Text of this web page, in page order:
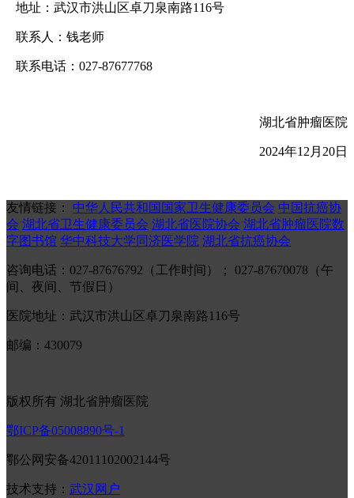
地址：武汉市洪山区卓刀泉南路116号
联系人：钱老师
联系电话：027-87677768
湖北省肿瘤医院
2024年12月20日
友情链接： 中华人民共和国国家卫生健康委员会 中国抗癌协
会 湖北省卫生健康委员会 湖北省医院协会 湖北省肿瘤医院数
字图书馆 华中科技大学同济医学院 湖北省抗癌协会
咨询电话：027-87676792（工作时间）； 027-87670078（午
间、夜间、节假日）
医院地址：武汉市洪山区卓刀泉南路116号
邮编：430079
版权所有 湖北省肿瘤医院
鄂ICP备05008890号-1
鄂公网安备42011102002144号
技术支持： 武汉网户